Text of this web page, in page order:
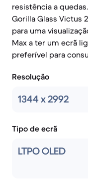
resistência a
Gorilla Glass Victus
para uma
Max a ter um ecrã
preferível para
Resolução
1344 x 2992
Tipo de ecrã
LTPO OLED